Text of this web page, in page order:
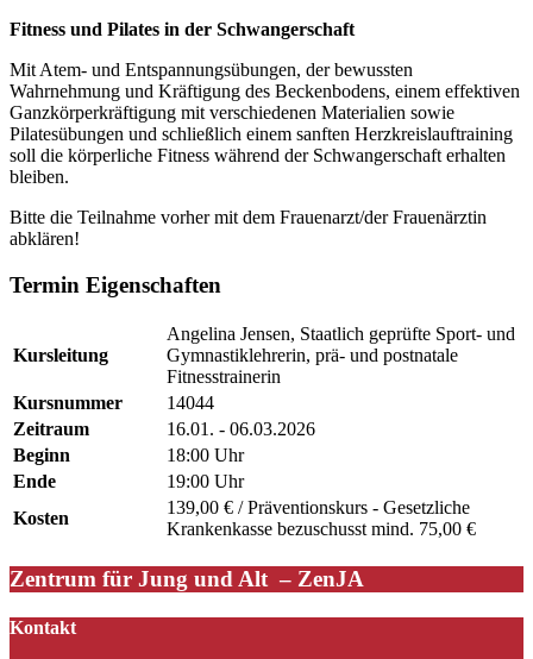
Fitness und Pilates in der Schwangerschaft
Mit Atem- und Entspannungsübungen, der bewussten
Wahrnehmung und Kräftigung des Beckenbodens, einem effektiven
Ganzkörperkräftigung mit verschiedenen Materialien sowie
Pilatesübungen und schließlich einem sanften Herzkreislauftraining
soll die körperliche Fitness während der Schwangerschaft erhalten
bleiben.
Bitte die Teilnahme vorher mit dem Frauenarzt/der Frauenärztin
abklären!
Termin Eigenschaften
Kursleitung
Angelina Jensen, Staatlich geprüfte Sport- und
Gymnastiklehrerin, prä- und postnatale
Fitnesstrainerin
Kursnummer
14044
Zeitraum
16.01. - 06.03.2026
Beginn
18:00 Uhr
Ende
19:00 Uhr
Kosten
139,00 € / Präventionskurs - Gesetzliche
Krankenkasse bezuschusst mind. 75,00 €
Zentrum für Jung und Alt – ZenJA
Kontakt